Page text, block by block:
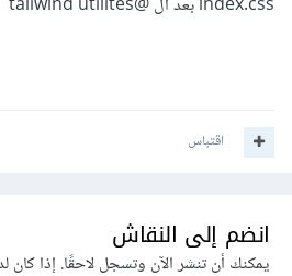
index.css بعد ال @tailwind utilites
اقتباس
انضم إلى النقاش
يمكنك أن تنشر الآن وتسجل لاحقًا. إذا